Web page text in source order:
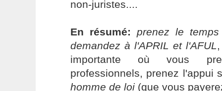
non-juristes....
En résumé:
prenez le
demandez à l'APRIL et l'AFUL
importante où vous
professionnels, prenez l'appui
homme de loi(que vous